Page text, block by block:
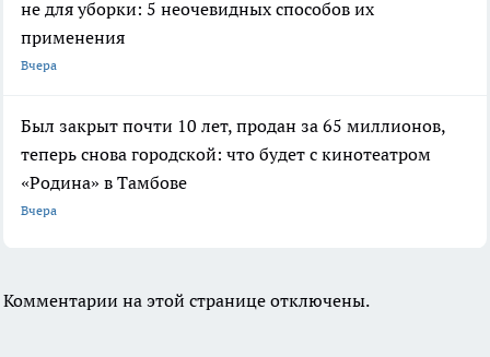
не для уборки: 5 неочевидных способов их
применения
Вчера
Был закрыт почти 10 лет, продан за 65 миллионов,
теперь снова городской: что будет с кинотеатром
«Родина» в Тамбове
Вчера
Комментарии на этой странице отключены.